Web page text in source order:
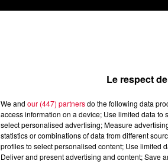
Le respect
We and our (447) partnersdo the following data
access information on a device; Use limited data
select personalised advertising; Measure
statistics or combinations of data from different
profiles to select personalised content; Use limited
Deliver and present advertising and content; Save